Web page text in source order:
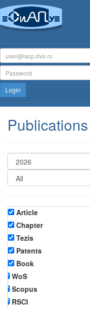
Login
Publications
Article
Chapter
Tezis
Patents
Book
WoS
Scopus
RSCI